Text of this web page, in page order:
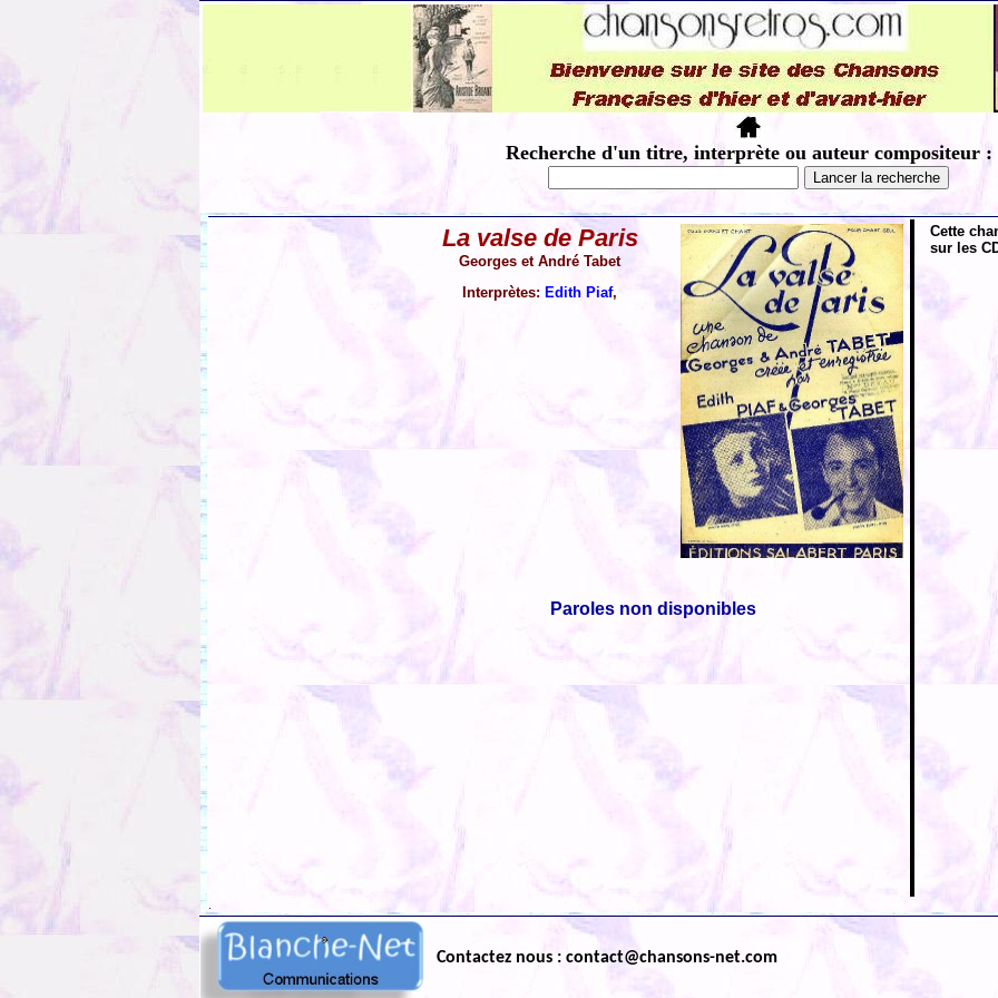
Recherche d'un titre, interprète ou auteur compositeur :
La valse de Paris
Georges et André Tabet
Interprètes: Edith Piaf,
Paroles non disponibles
Cette
sur les
Contactez nous : contact@chansons-net.com